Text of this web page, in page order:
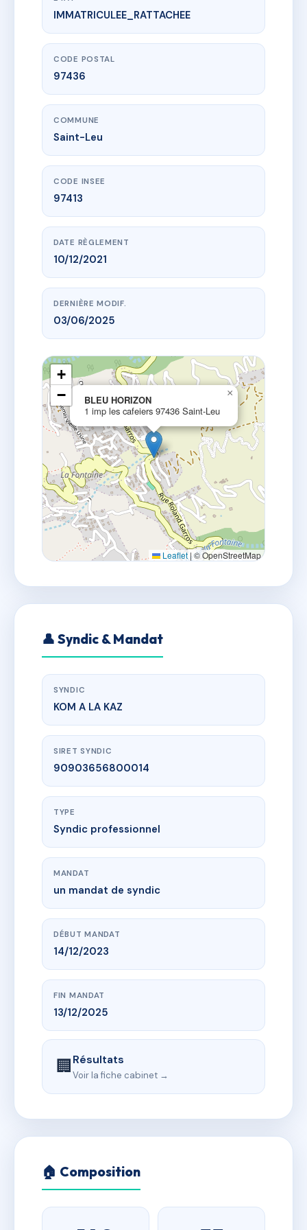
www.vme.plus/AI3313897
BLEU HORIZON
1 imp les cafeiers
IMMATRICULEE_RATTACHEE
CODE POSTAL
97436
COMMUNE
Saint-Leu
CODE INSEE
97413
DATE RÈGLEMENT
10/12/2021
DERNIÈRE MODIF.
03/06/2025
BLEU HORIZON
1 imp les cafeiers 97436 Saint-Leu
×
+
−
Leaflet|© OpenStreetMap
👤 Syndic & Mandat
SYNDIC
KOM A LA KAZ
SIRET SYNDIC
90903656800014
TYPE
Syndic professionnel
MANDAT
un mandat de syndic
DÉBUT MANDAT
14/12/2023
FIN MANDAT
13/12/2025
🏢Résultats
Voir la fiche cabinet →
🏠 Composition